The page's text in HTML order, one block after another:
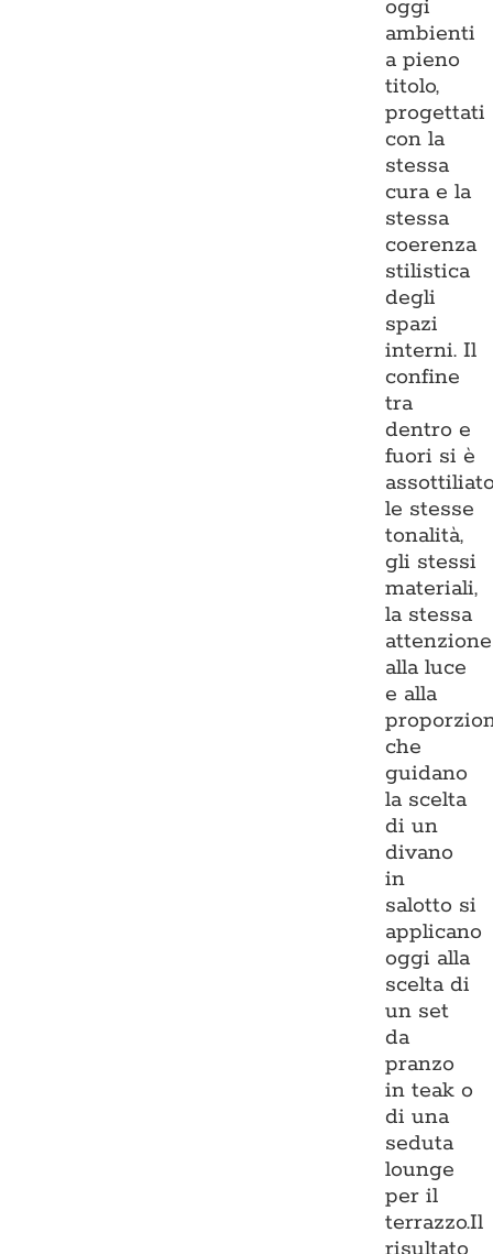
oggi
ambienti
a pieno
titolo,
progettati
con la
stessa
cura e la
stessa
coerenza
stilistica
degli
spazi
interni. Il
confine
tra
dentro e
fuori si è
le stesse
tonalità,
gli stessi
materiali,
la stessa
attenzione
alla luce
e alla
che
guidano
la scelta
di un
divano
in
salotto si
applicano
oggi alla
scelta di
un set
da
pranzo
in teak o
di una
seduta
lounge
per il
terrazzo.Il